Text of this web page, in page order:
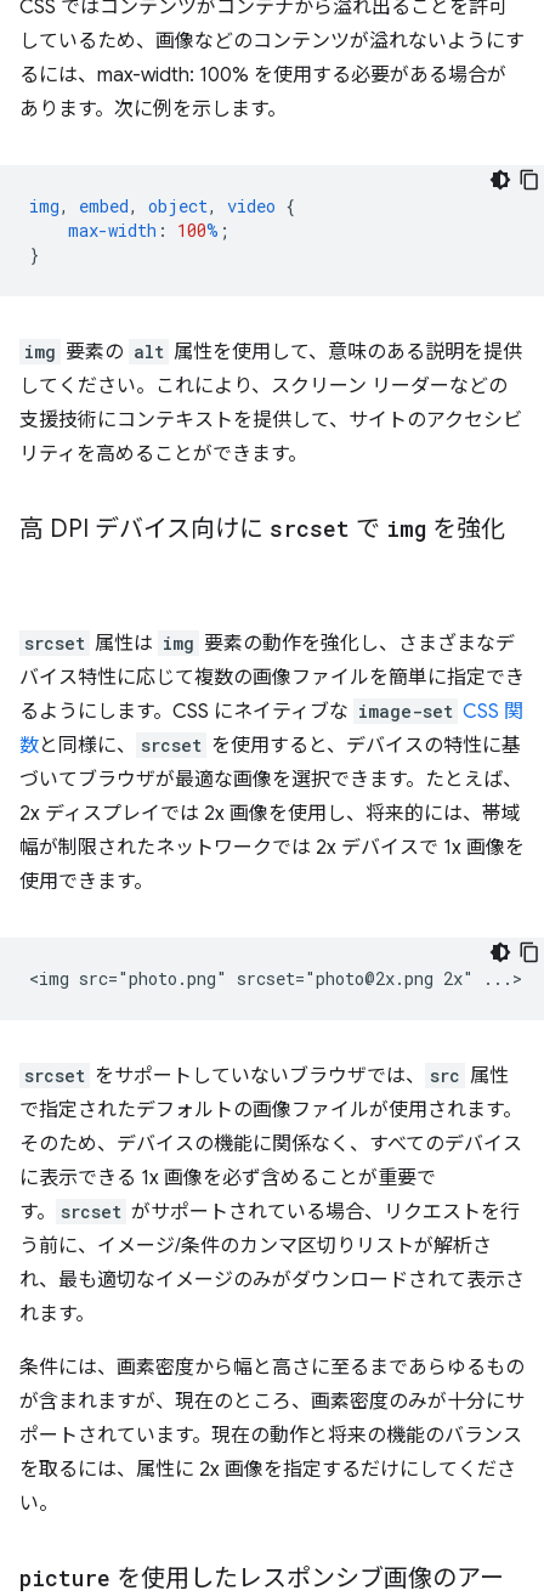
CSS ではコンテンツがコンテナから溢れ出ることを許可
しているため、画像などのコンテンツが溢れないようにす
るには、max-width: 100% を使用する必要がある場合が
あります。次に例を示します。
img, embed, object, video {
max-width : 100% ;
}
img 要素の alt 属性を使用して、意味のある説明を提供
してください。これにより、スクリーン リーダーなどの
支援技術にコンテキストを提供して、サイトのアクセシビ
リティを高めることができます。
高 DPI デバイス向けに srcset で img を強化
srcset 属性は img 要素の動作を強化し、さまざまなデ
バイス特性に応じて複数の画像ファイルを簡単に指定でき
るようにします。CSS にネイティブな image-set CSS 関
数と同様に、 srcset を使用すると、デバイスの特性に基
づいてブラウザが最適な画像を選択できます。たとえば、
2x ディスプレイでは 2x 画像を使用し、将来的には、帯域
幅が制限されたネットワークでは 2x デバイスで 1x 画像を
使用できます。
srcset をサポートしていないブラウザでは、 src 属性
で指定されたデフォルトの画像ファイルが使用されます。
そのため、デバイスの機能に関係なく、すべてのデバイス
に表示できる 1x 画像を必ず含めることが重要で
す。
srcset がサポートされている場合、リクエストを行
う前に、イメージ/条件のカンマ区切りリストが解析さ
れ、最も適切なイメージのみがダウンロードされて表示さ
れます。
条件には、画素密度から幅と高さに至るまであらゆるもの
が含まれますが、現在のところ、画素密度のみが十分にサ
ポートされています。現在の動作と将来の機能のバランス
を取るには、属性に 2x 画像を指定するだけにしてくださ
い。
picture を使用したレスポンシブ画像のアー